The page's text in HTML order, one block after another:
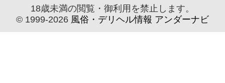
18歳未満の閲覧・御利用を禁止します。
© 1999-2026 風俗・デリヘル情報 アンダーナビ